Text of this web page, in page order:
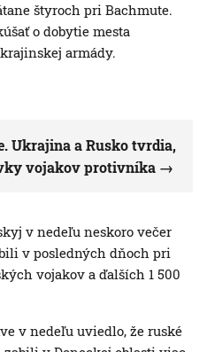
štyroch pri Bachmute.
o dobytie mesta
armády.
Ukrajina a Rusko tvrdia,
vojakov protivníka
v nedeľu neskoro večer
v posledných dňoch pri
vojakov a ďalších 1 500
v nedeľu uviedlo, že ruské